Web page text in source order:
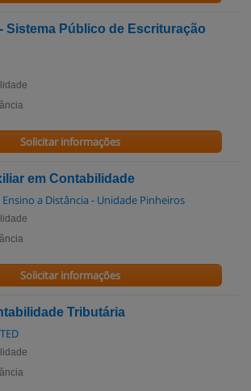
Sistema Público de Escrituração
Solicitar informações
em Contabilidade
Ensino a Distância - Unidade Pinheiros
Solicitar informações
Tributária